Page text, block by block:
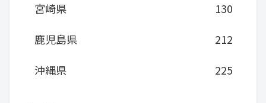
宮崎県
130
鹿児島県
212
沖縄県
225